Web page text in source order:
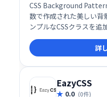
CSS Background
数で作成された美しい背
ンプルなCSSクラスを追
やアプリケーションの
演出できます。洗練され
ジェクトをワンランク
詳
EazyCSS
0.0 (0件)